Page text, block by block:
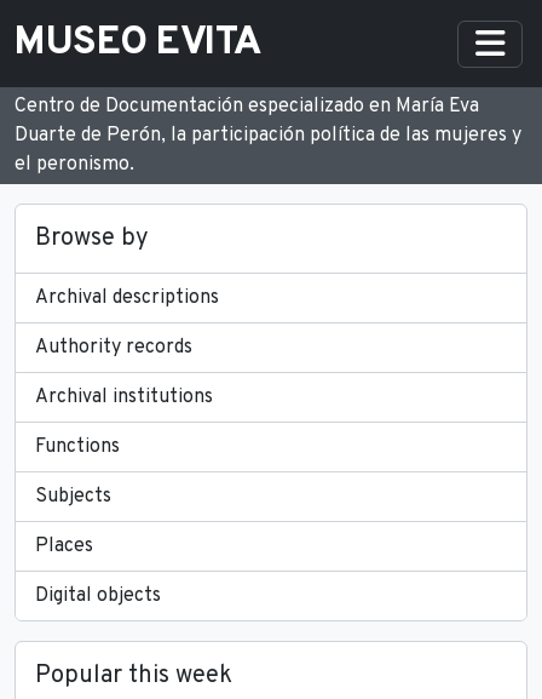
MUSEO EVITA
Centro de Documentación especializado en María Eva
Duarte de Perón, la participación política de las mujeres y
el peronismo.
Browse by
Archival descriptions
Authority records
Archival institutions
Functions
Subjects
Places
Digital objects
Popular this week